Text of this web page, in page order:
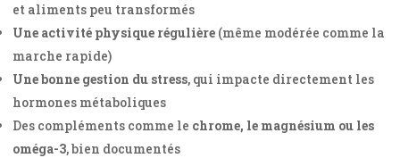
et aliments peu transformés
Une activité physique régulière (même modérée comme la
marche rapide)
Une bonne gestion du stress, qui impacte directement les
hormones métaboliques
Des compléments comme le chrome, le magnésium ou les
oméga-3, bien documentés